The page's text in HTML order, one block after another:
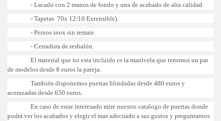
- Lacado con 2 manos de fondo y una de acabado de alta calidad.
- Tapetas 70x 12/10 Extensible).
- Pernos inox sin remate.
- Cerradura de resbalón.
El material que no esta incluido es la manivela que tenemos un par
de modelos desde 8 euros la pareja.
También disponemos puertas blindadas desde 480 euros y
acorazadas desde 650 euros.
En caso de estar interesado mire nuestro catalogo de puertas donde
podrá ver los acabados y elegir el mas adecuado a sus gustos y preguntarnos